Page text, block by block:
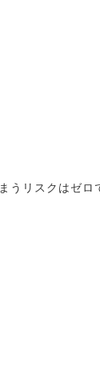
うリスクはゼロ